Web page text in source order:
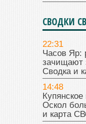
СВОДКИ
22:31
Часов Яр:
зачищают
Сводка и
14:48
Оскол
и карта